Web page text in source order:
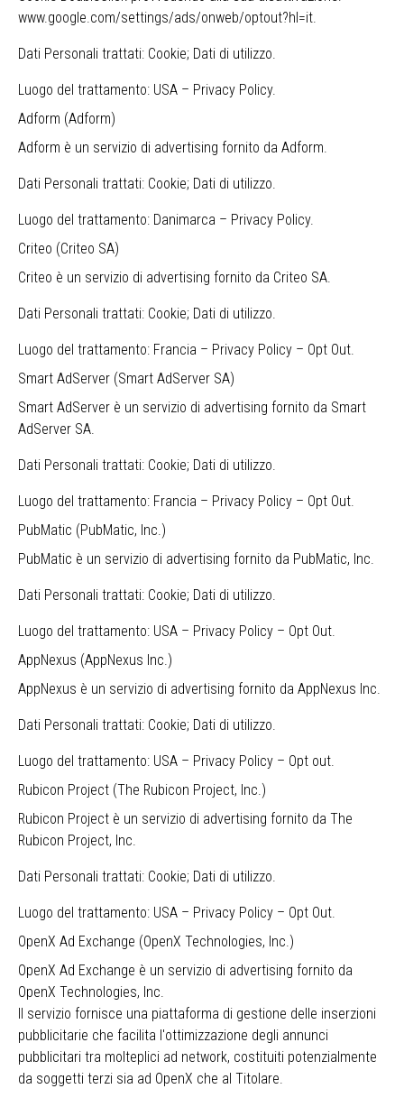
www.google.com/settings/ads/onweb/optout?hl=it.
Dati Personali trattati: Cookie; Dati di utilizzo.
Luogo del trattamento: USA – Privacy Policy.
Adform (Adform)
Adform è un servizio di advertising fornito da Adform.
Dati Personali trattati: Cookie; Dati di utilizzo.
Luogo del trattamento: Danimarca – Privacy Policy.
Criteo (Criteo SA)
Criteo è un servizio di advertising fornito da Criteo SA.
Dati Personali trattati: Cookie; Dati di utilizzo.
Luogo del trattamento: Francia – Privacy Policy – Opt Out.
Smart AdServer (Smart AdServer SA)
Smart AdServer è un servizio di advertising fornito da Smart
AdServer SA.
Dati Personali trattati: Cookie; Dati di utilizzo.
Luogo del trattamento: Francia – Privacy Policy – Opt Out.
PubMatic (PubMatic, Inc.)
PubMatic è un servizio di advertising fornito da PubMatic, Inc.
Dati Personali trattati: Cookie; Dati di utilizzo.
Luogo del trattamento: USA – Privacy Policy – Opt Out.
AppNexus (AppNexus Inc.)
AppNexus è un servizio di advertising fornito da AppNexus Inc.
Dati Personali trattati: Cookie; Dati di utilizzo.
Luogo del trattamento: USA – Privacy Policy – Opt out.
Rubicon Project (The Rubicon Project, Inc.)
Rubicon Project è un servizio di advertising fornito da The
Rubicon Project, Inc.
Dati Personali trattati: Cookie; Dati di utilizzo.
Luogo del trattamento: USA – Privacy Policy – Opt Out.
OpenX Ad Exchange (OpenX Technologies, Inc.)
OpenX Ad Exchange è un servizio di advertising fornito da
OpenX Technologies, Inc.
Il servizio fornisce una piattaforma di gestione delle inserzioni
pubblicitarie che facilita l'ottimizzazione degli annunci
pubblicitari tra molteplici ad network, costituiti potenzialmente
da soggetti terzi sia ad OpenX che al Titolare.